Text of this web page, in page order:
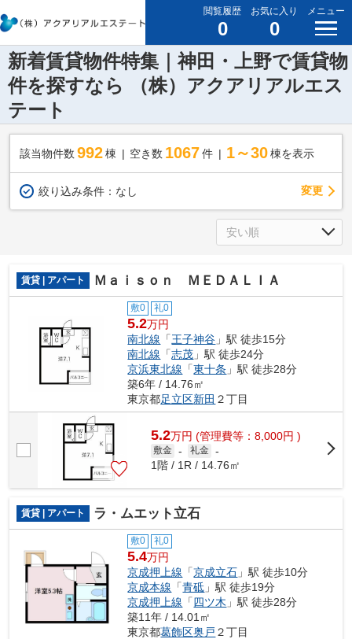
閲覧履歴
0
お気に入り
0
メニュー
新着賃貸物件特集｜神田・上野で賃貸物
件を探すなら （株）アクアリアルエス
テート
該当物件数 992棟 空き数 1067 件 1～30 棟を表示
絞り込み条件： なし 変更
賃貸 | アパート Ｍａｉｓｏｎ ＭＥＤＡＬＩＡ
敷0 礼0
5.2万円
南北線 「王子神谷 」駅 徒歩15分
南北線 「志茂 」駅 徒歩24分
京浜東北線 「東十条 」駅 徒歩28分
築6年 / 14.76㎡
東京都足立区新田 ２丁目
5.2万円 (管理費等：8,000円 )
敷金 - 礼金 -
1階 / 1R / 14.76㎡
賃貸 | アパート ラ・ムエット立石
敷0 礼0
5.4万円
京成押上線 「京成立石 」駅 徒歩10分
京成本線 「青砥 」駅 徒歩19分
京成押上線 「四ツ木 」駅 徒歩28分
築11年 / 14.01㎡
東京都葛飾区奥戸 ２丁目